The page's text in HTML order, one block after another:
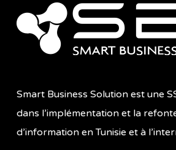
Smart Business Solution est une
dans l’implémentation et la
d’information en Tunisie et à